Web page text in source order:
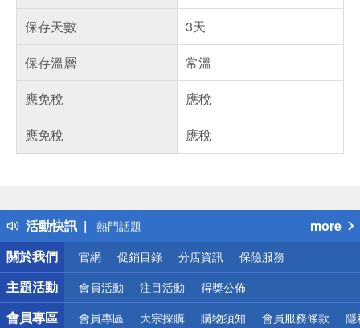
保存天數
3天
保存溫層
常溫
應免稅
應稅
應免稅
應稅
活動快訊
得獎公告
熱門話題
銀行優惠
偏遠地區配送
詐騙網頁！請小心！
more
關於我們
官網 促銷目錄 分店資訊 保險服務
主題活動 會員活動 注目活動 得獎公佈
會員專區 會員專區 大宗採購 購物須知 會員服務條款 隱